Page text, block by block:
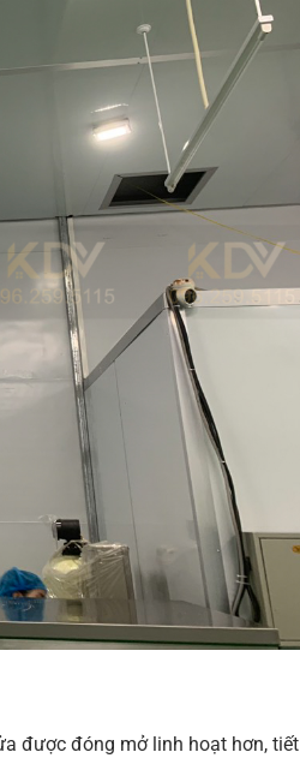
được đóng mở linh hoạt hơn, tiết